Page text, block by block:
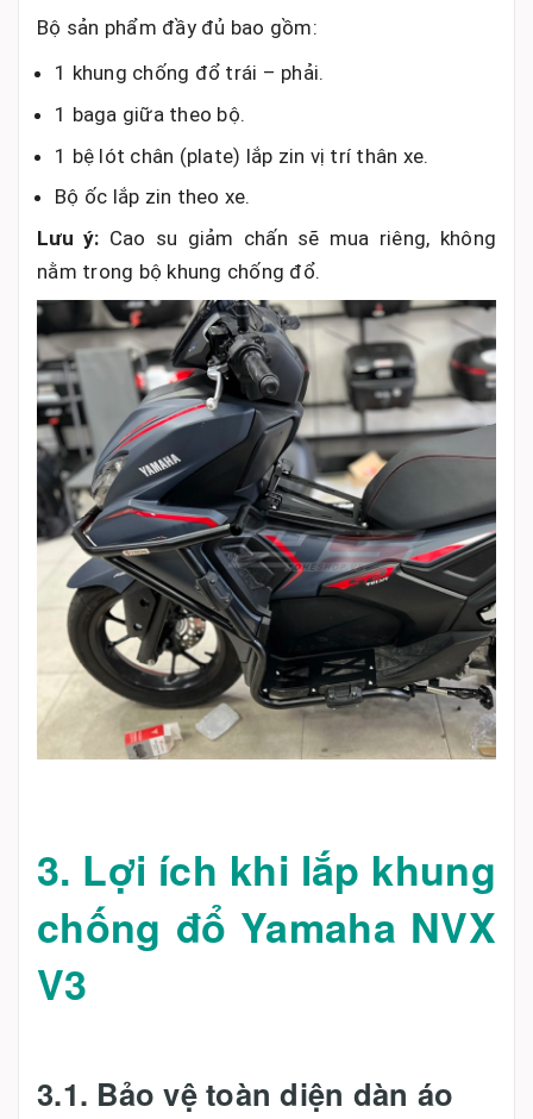
Bộ sản phẩm đầy đủ bao gồm:
1 khung chống đổ trái – phải.
1 baga giữa theo bộ.
1 bệ lót chân (plate) lắp zin vị trí thân xe.
Bộ ốc lắp zin theo xe.
Lưu ý: Cao su giảm chấn sẽ mua riêng, không
nằm trong bộ khung chống đổ.
3. Lợi ích khi lắp khung
chống đổ Yamaha NVX
V3
3.1. Bảo vệ toàn diện dàn áo